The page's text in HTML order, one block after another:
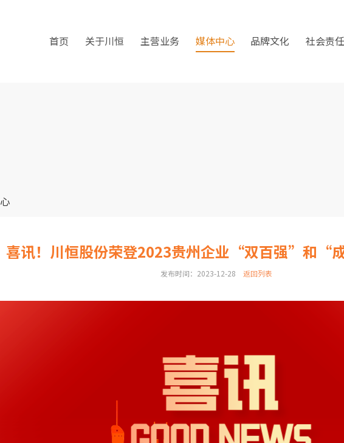
首页 关于川恒 主营业务 媒体中心 品牌文化 社会责任
喜讯！川恒股份荣登2023贵州企业“双百强”和“
发布时间：2023-12-28 返回列表